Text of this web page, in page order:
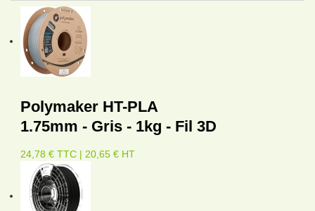
Polymaker HT-PLA
1.75mm - Gris - 1kg - Fil 3D
24,78 € TTC | 20,65 € HT